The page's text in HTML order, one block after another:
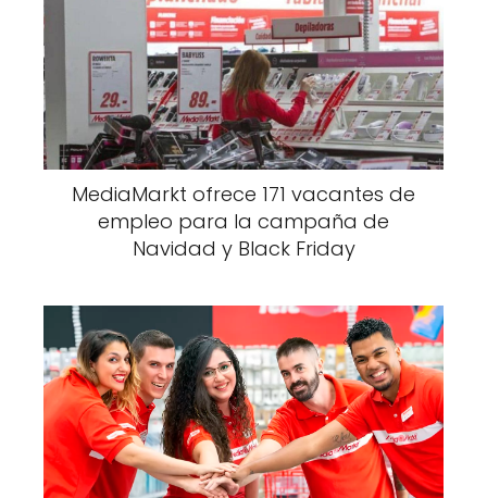
MediaMarkt ofrece 171 vacantes de
empleo para la campaña de
Navidad y Black Friday